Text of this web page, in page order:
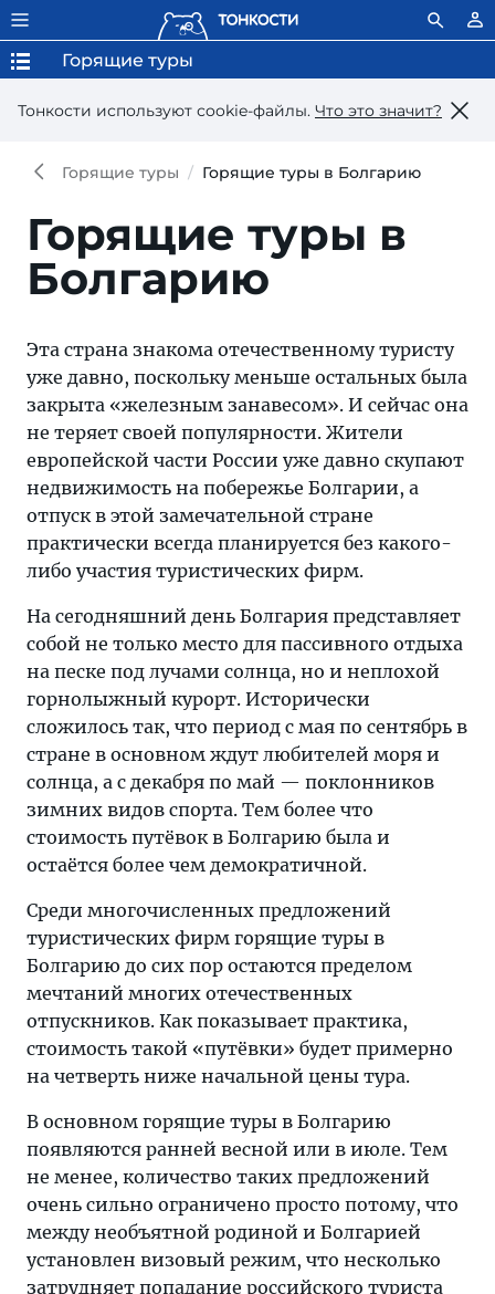
Тонкости используют сookie-файлы. Что это значит?
Горящие туры
Горящие туры Горящие туры в Болгарию
Горящие туры в
Болгарию
Эта страна знакома отечественному туристу
уже давно, поскольку меньше остальных была
закрыта «железным занавесом». И сейчас она
не теряет своей популярности. Жители
европейской части России уже давно скупают
недвижимость на побережье Болгарии, а
отпуск в этой замечательной стране
практически всегда планируется без какого-
либо участия туристических фирм.
На сегодняшний день Болгария представляет
собой не только место для пассивного отдыха
на песке под лучами солнца, но и неплохой
горнолыжный курорт. Исторически
сложилось так, что период с мая по сентябрь в
стране в основном ждут любителей моря и
солнца, а с декабря по май — поклонников
зимних видов спорта. Тем более что
стоимость путёвок в Болгарию была и
остаётся более чем демократичной.
Среди многочисленных предложений
туристических фирм горящие туры в
Болгарию до сих пор остаются пределом
мечтаний многих отечественных
отпускников. Как показывает практика,
стоимость такой «путёвки» будет примерно
на четверть ниже начальной цены тура.
В основном горящие туры в Болгарию
появляются ранней весной или в июле. Тем
не менее, количество таких предложений
очень сильно ограничено просто потому, что
между необъятной родиной и Болгарией
установлен визовый режим, что несколько
затрудняет попадание российского туриста